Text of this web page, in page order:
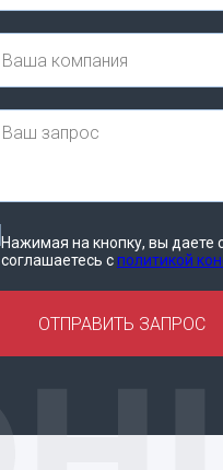
Нажимая на кнопку, вы даете
соглашаетесь cполитикой
ОТПРАВИТЬ ЗАПРОС